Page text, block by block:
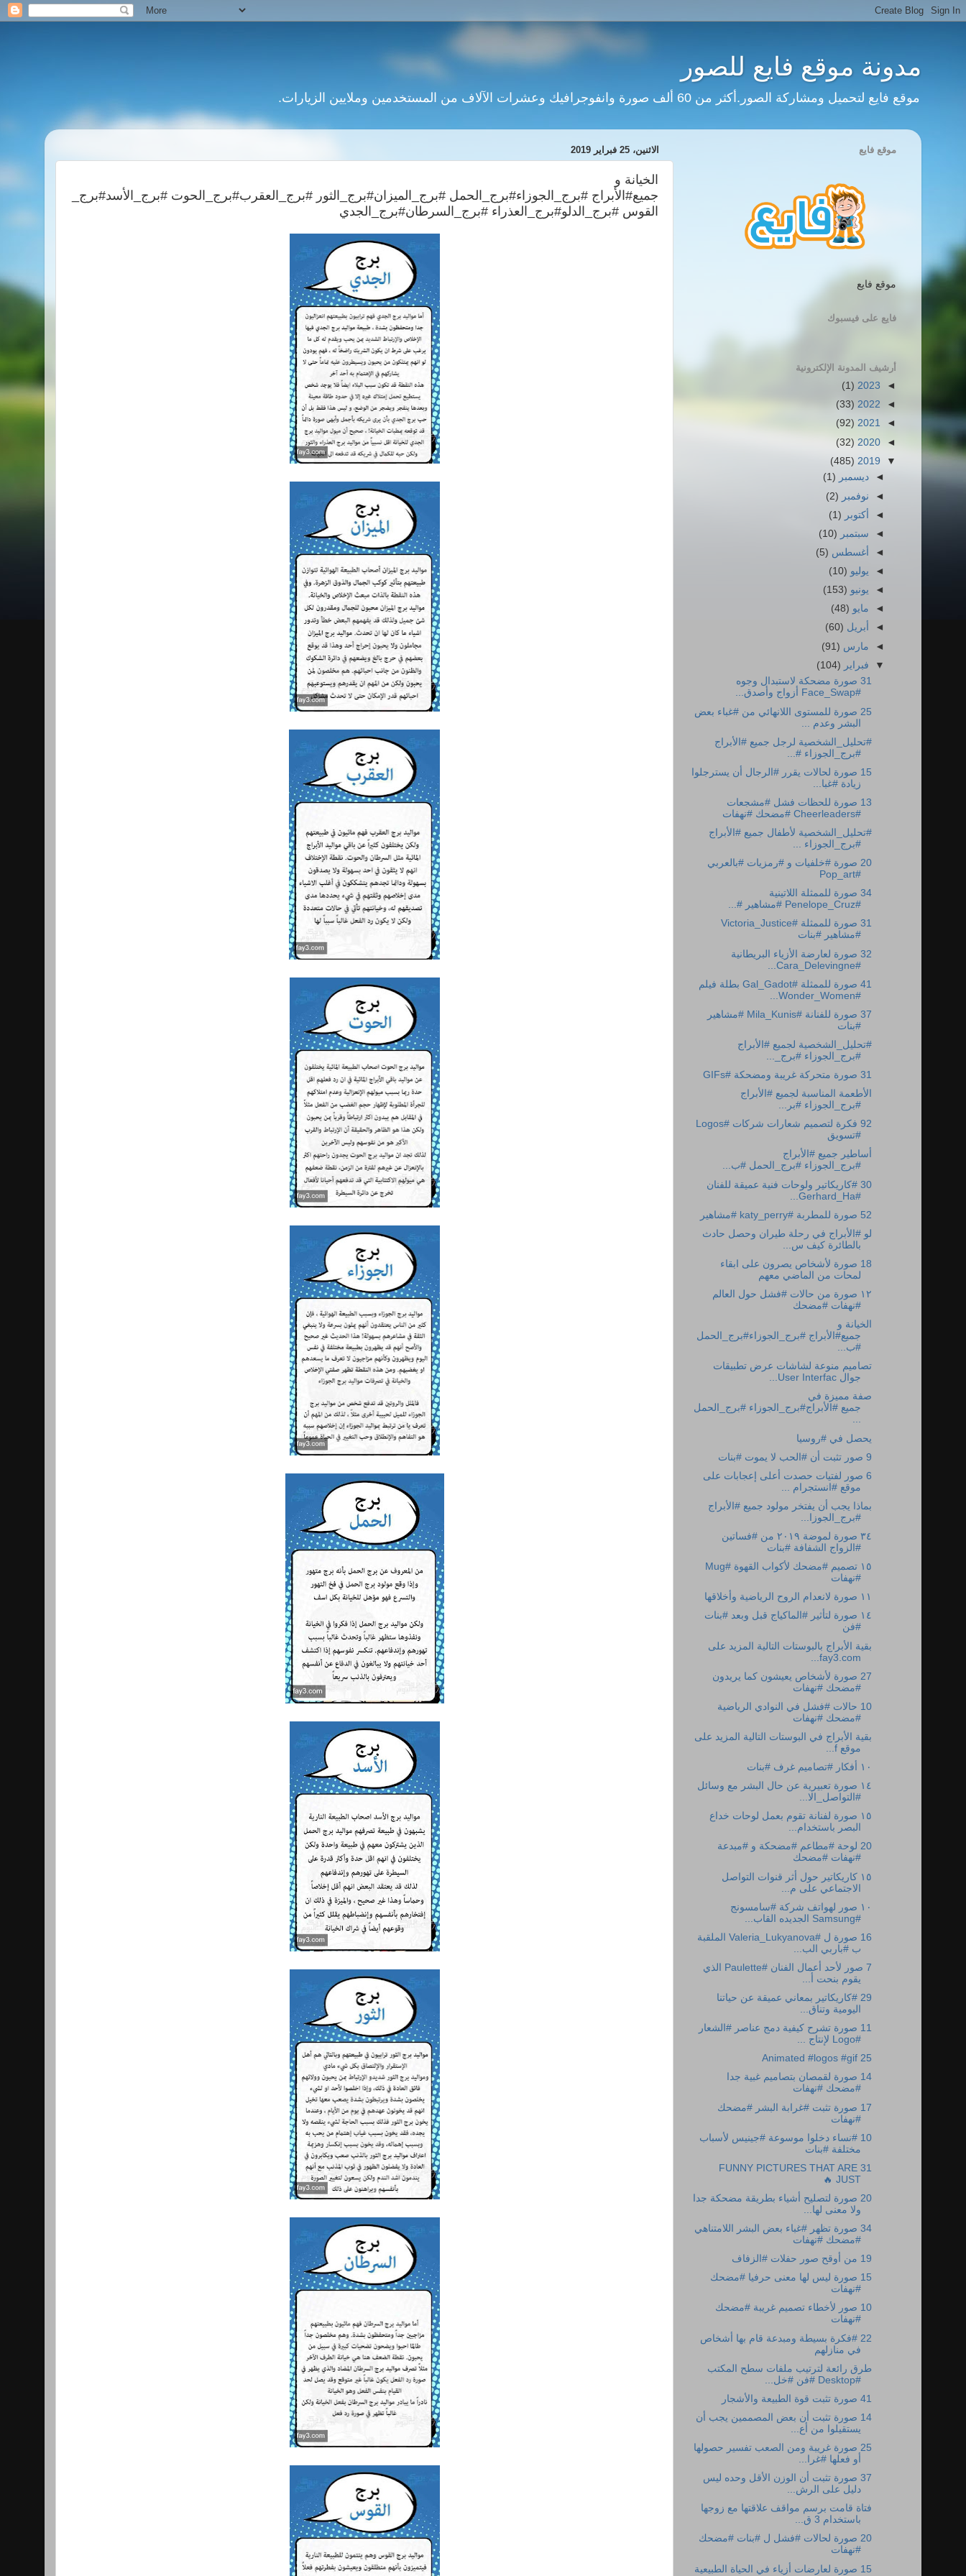
مدونة موقع فايع للصور
موقع فايع لتحميل ومشاركة الصور.أكثر من 60 ألف صورة وانفوجرافيك وعشرات الآلاف من المستخدمين وملايين الزيارات.
الاثنين، 25 فبراير 2019
الخيانة و
جميع#الأبراج #برج_الجوزاء‎#برج_الحمل ‎#برج_الميزان‎#برج_الثور‎ #برج_العقرب‎#برج_الحوت ‎#برج_الأسد‎#برج_
القوس ‎#برج_الدلو‎#برج_العذراء ‎#برج_السرطان‎#برج_الجدي
موقع فايع
موقع فايع
فايع على فيسبوك
أرشيف المدونة الإلكترونية
◄
2023
(1)
◄
2022
(33)
◄
2021
(92)
◄
2020
(32)
▼
2019
(485)
◄ديسمبر (1)
◄ نوفمبر (2)
◄ أكتوبر (1)
◄ سبتمبر (10)
◄
أغسطس (5)
◄ يوليو (10)
◄ يونيو (153)
◄ مايو (48)
◄
أبريل (60)
◄ مارس (91)
▼ فبراير (104)
31 صورة مضحكة لاستبدال وجوه
#Face_Swap أزواج وأصدق...
25 صورة للمستوى اللانهائي من #غباء بعض
البشر وعدم ...
#تحليل_الشخصية لرجل جميع #الأبراج
15 صورة لحالات يقرر #الرجال أن يسترجلوا
زيادة #غبا...
13 صورة للحظات فشل #مشجعات
#Cheerleaders #مضحك #نهفات
#تحليل_الشخصية لأطفال جميع #الأبراج
20 صورة #خلفيات و #رمزيات #بالعربي
#Pop_art
34 صورة للممثلة اللاتينية
#Penelope_Cruz #مشاهير #...
31 صورة للممثلة #Victoria_Justice
#مشاهير #بنات
32 صورة لعارضة الأزياء البريطانية
#Cara_Delevingne...
41 صورة للممثلة #Gal_Gadot بطلة فيلم
#Wonder_Women...
37 صورة للفنانة #Mila_Kunis #مشاهير
#بنات
#برج_الجوزاء ‎#برج_...
31 صورة متحركة غريبة ومضحكة #GIFs
الأطعمة المناسبة لجميع #الأبراج
92 فكرة لتصميم شعارات شركات #Logos
#تسويق
أساطير جميع #الأبراج
30 #كاريكاتير ولوحات فنية عميقة للفنان
#Gerhard_Ha...
52 صورة للمطربة #katy_perry #مشاهير
لو #الأبراج في رحلة طيران وحصل حادث
بالطائرة كيف س...
18 صورة لأشخاص يصرون على ابقاء
لمحات من الماضي معهم
١٢ صورة من حالات #فشل حول العالم
#نهفات #مضحك
الخيانة و
#ب...
تصاميم منوعة لشاشات عرض تطبيقات
جوال User Interfac...
صفة مميزة في
جميع #الأبراج#برج_الجوزاء ‎#برج_الحمل
...
يحصل في #روسيا
9 صور تثبت أن #الحب لا يموت #بنات
6 صور لفتيات حصدت أعلى إعجابات على
موقع #انستجرام ...
بماذا يجب أن يفتخر مولود جميع #الأبراج
#برج_الجوزا...
٣٤ صورة لموضة ٢٠١٩ من #فساتين
#الزواج الشفافة #بنات
١٥ تصميم #مضحك لأكواب القهوة #Mug
#نهفات
١١ صورة لانعدام الروح الرياضية وأخلاقها
١٤ صورة لتأثير #الماكياج قبل وبعد #بنات
#فن
بقية الأبراج بالبوستات التالية المزيد على
fay3.com...
27 صورة لأشخاص يعيشون كما يريدون
#مضحك #نهفات
10 حالات #فشل في النوادي الرياضية
#مضحك #نهفات
بقية الأبراج في البوستات التالية المزيد على
موقع f...
١٠ أفكار #تصاميم غرف #بنات
١٤ صورة تعبيرية عن حال البشر مع وسائل
#التواصل_الا...
١٥ صورة لفنانة تقوم بعمل لوحات خداع
البصر باستخدام...
20 لوحة #مطاعم #مضحكة و #مبدعة
#نهفات #مضحك
١٥ كاريكاتير حول أثر قنوات التواصل
الاجتماعي على م...
١٠ صور لهواتف شركة #سامسونج
#Samsung الجديده القاب...
16 صورة ل #Valeria_Lukyanova الملقبة
ب #باربي الب...
7 صور لأحد أعمال الفنان #Paulette الذي
يقوم بنحت أ...
29 #كاريكاتير بمعاني عميقة عن حياتنا
اليومية وتناق...
11 صورة تشرح كيفية دمج عناصر #الشعار
#Logo لإنتاج ...
25 Animated #logos #gif
14 صورة لقمصان بتصاميم غبية جدا
#مضحك #نهفات
17 صورة تثبت #غرابة البشر #مضحك
#نهفات
10 #نساء دخلوا موسوعة #جينيس لأسباب
مختلفة #بنات
31 FUNNY PICTURES THAT ARE
JUST 🔥
20 صورة لتصليح أشياء بطريقة مضحكة جدا
ولا معنى لها...
34 صورة تظهر #غباء بعض البشر اللامتناهي
#مضحك #نهفات
19 من أوقح صور حفلات #الزفاف
15 صورة ليس لها معنى حرفيا #مضحك
#نهفات
10 صور لأخطاء تصميم غريبة #مضحك
#نهفات
22 #فكرة بسيطة ومبدعة قام بها أشخاص
في منازلهم
طرق رائعة لترتيب ملفات سطح المكتب
#Desktop #فن #خل...
41 صورة تثبت قوة الطبيعة والأشجار
14 صورة تثبت أن بعض المصممين يجب أن
يستقيلوا من أع...
25 صورة غريبة ومن الصعب تفسير حصولها
أو فعلها #غرا...
37 صورة تثبت أن الوزن الأقل وحده ليس
دليل على الرش...
فتاة قامت برسم مواقف علاقتها مع زوجها
باستخدام 3 ق...
20 صورة لحالات #فشل ل #بنات #مضحك
#نهفات
15 صورة لعارضات أزياء في الحياة الطبيعية